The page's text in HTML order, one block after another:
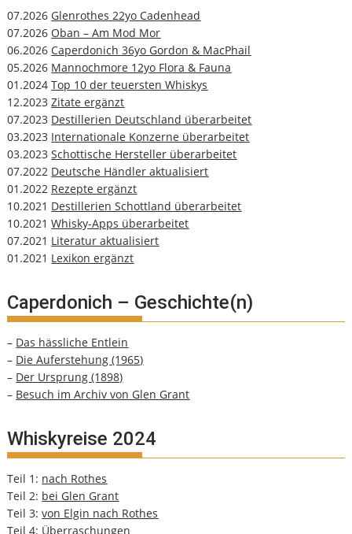
07.2026 Glenrothes 22yo Cadenhead
07.2026 Oban – Am Mod Mor
06.2026 Caperdonich 36yo Gordon & MacPhail
05.2026 Mannochmore 12yo Flora & Fauna
01.2024Top 10 der teuersten Whiskys
12.2023Zitate ergänzt
07.2023 Destillerien Deutschland überarbeitet
03.2023 Internationale Konzerne überarbeitet
03.2023Schottische Hersteller überarbeitet
07.2022 Deutsche Händler aktualisiert
01.2022 Rezepte ergänzt
10.2021 Destillerien Schottland überarbeitet
10.2021Whisky-Apps überarbeitet
07.2021 Literatur aktualisiert
01.2021 Lexikon ergänzt
Caperdonich – Geschichte(n)
– Das hässliche Entlein
– Die Auferstehung (1965)
– Der Ursprung (1898)
– Besuch im Archiv von Glen Grant
Whiskyreise 2024
Teil 1: nach Rothes
Teil 2: bei Glen Grant
Teil 3:von Elgin nach Rothes
Teil 4: Überraschungen